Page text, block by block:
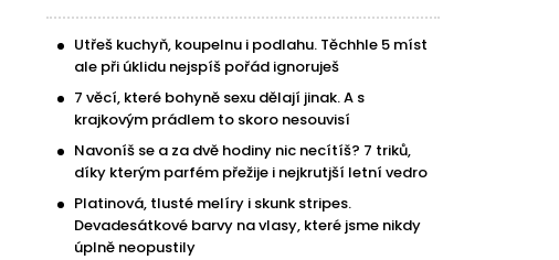
Utřeš kuchyň, koupelnu i podlahu. Těchhle 5 míst
ale při úklidu nejspíš pořád ignoruješ
7 věcí, které bohyně sexu dělají jinak. A s
krajkovým prádlem to skoro nesouvisí
Navoníš se a za dvě hodiny nic necítíš? 7 triků,
díky kterým parfém přežije i nejkrutjší letní vedro
Platinová, tlusté melíry i skunk stripes.
Devadesátkové barvy na vlasy, které jsme nikdy
úplně neopustily